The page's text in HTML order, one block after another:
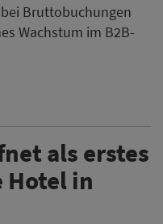
Bruttobuchungen
Wachstum im B2B-
als erstes
in